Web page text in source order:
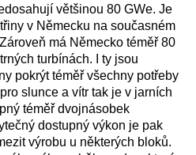
většinou 80 GWe. Je
v Německu na současném
má Německo téměř 80
turbínách. I ty jsou
pokrýt téměř všechny potřeby
slunce a vítr tak je v jarních
téměř dvojnásobek
dostupný výkon je pak
výrobu u některých bloků.